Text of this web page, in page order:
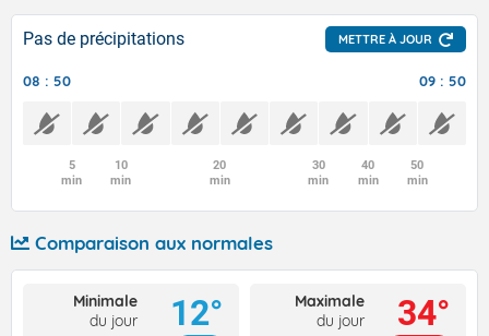
Pas de précipitations METTRE À JOUR
08 : 50 09 : 50
5
min
10
min
20
min
30
min
40
min
50
min
Comparaison aux normales
Minimale
du jour
12°
Maximale
du jour
34°